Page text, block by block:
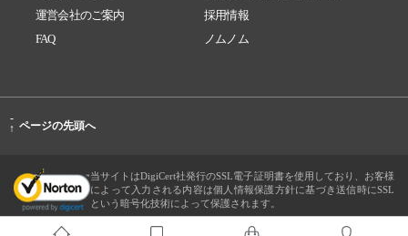
運営会社のご案内
採用情報
FAQ
ノムノム
-
↑ ページの先頭へ
当サイトはDigiCert社発行のSSL電子証明書を使用しており、お客様
によって入力される内容は個人情報保護方針に基づき送信時にSSL
という暗号化技術によって保護されます。